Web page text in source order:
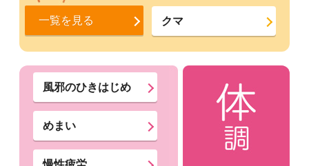
クマ
一覧を見る
風邪のひきはじめ
めまい